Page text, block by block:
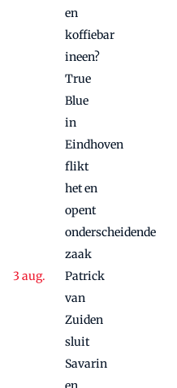
en
koffiebar
ineen?
True
Blue
in
Eindhoven
flikt
het en
opent
onderscheidende
zaak
Patrick
van
Zuiden
sluit
Savarin